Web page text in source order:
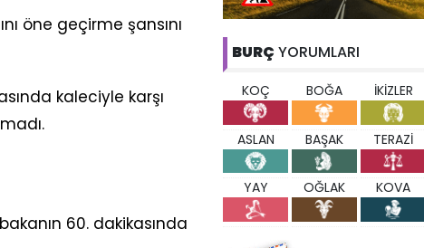
öne geçirme şansını
kaleciyle karşı
60. dakikasında
BURÇ YORUMLARI
KOÇ BOĞA İKİZLER
ASLAN BAŞAK TERAZİ
YAY OĞLAK KOVA